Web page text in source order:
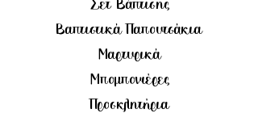
Σετ Βάπτισης
Βαπτιστικά Παπουτσάκια
Μαρτυρικά
Μπομπονιέρες
Προσκλητήρια